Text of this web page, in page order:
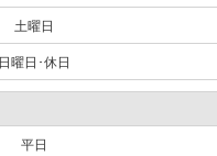
土曜日
日曜日･休日
平日